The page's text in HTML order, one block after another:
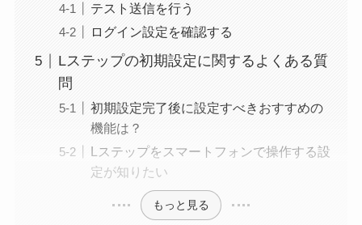
テスト送信を行う
ログイン設定を確認する
Lステップの初期設定に関するよくある質
問
初期設定完了後に設定すべきおすすめの
機能は？
Lステップをスマートフォンで操作する設
定が知りたい
もっと見る